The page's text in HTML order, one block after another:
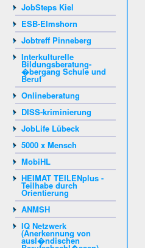
JobSteps Kiel
ESB-Elmshorn
Jobtreff Pinneberg
Interkulturelle
Bildungsberatung-
�bergang Schule und
Beruf
Onlineberatung
DISS-kriminierung
JobLife Lübeck
5000 x Mensch
MobiHL
HEIMAT TEILENplus -
Teilhabe durch
Orientierung
ANMSH
IQ Netzwerk
(Anerkennung von
ausl�ndischen